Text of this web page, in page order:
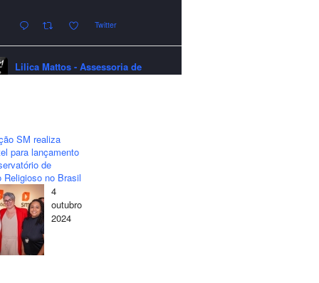
Twitter
Lilica Mattos - Assessoria de
excelente Natal e um 2026 repleto de
conquistas e realizações para todos
clientes, jornalistas e amigos que
sempre nos acompanham!🎄✨🥂❤️
#lcmassessoria
#merrychristmas
#happynewyear
SM realiza
para lançamento
de
Religioso no Brasil
4
outubro
2024